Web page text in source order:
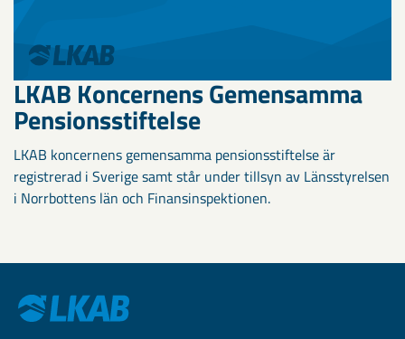
LKAB Koncernens Gemensamma
Pensionsstiftelse
LKAB koncernens gemensamma pensionsstiftelse är
registrerad i Sverige samt står under tillsyn av Länsstyrelsen
i Norrbottens län och Finansinspektionen.